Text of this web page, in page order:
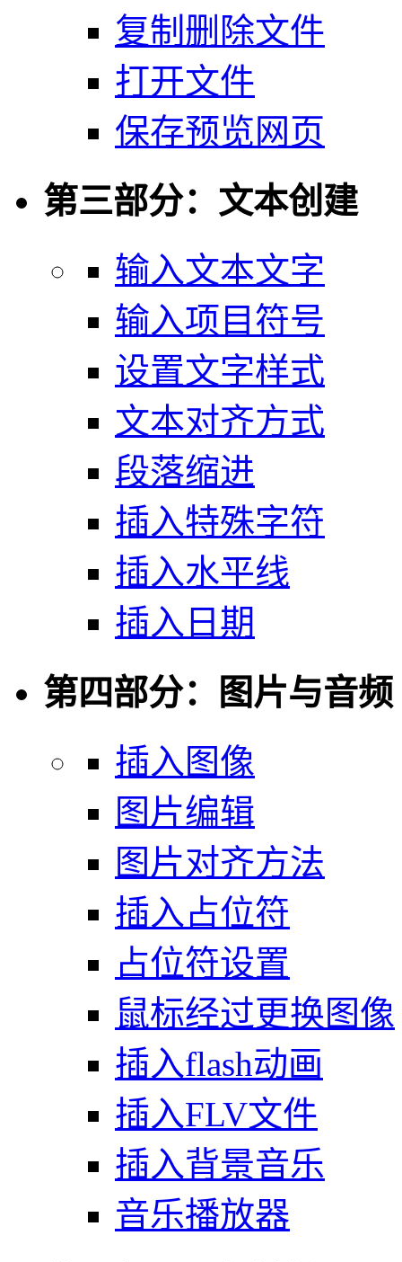
复制删除文件
打开文件
保存预览网页
第三部分：文本创建
输入文本文字
输入项目符号
设置文字样式
文本对齐方式
段落缩进
插入特殊字符
插入水平线
插入日期
第四部分：图片与音频
插入图像
图片编辑
图片对齐方法
插入占位符
占位符设置
鼠标经过更换图像
插入flash动画
插入FLV文件
插入背景音乐
音乐播放器